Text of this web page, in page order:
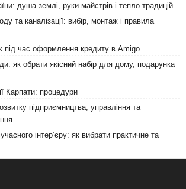
душа землі, руки майстрів і тепло традицій
та каналізації: вибір, монтаж і правила
під час оформлення кредиту в Amigo
як обрати якісний набір для дому, подарунка
Карпати: процедури
підприємництва, управління та
інтер’єру: як вибрати практичне та